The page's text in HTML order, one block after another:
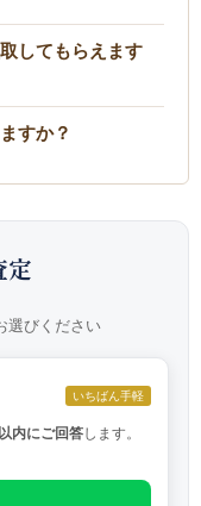
してもらえます
すか？
定
選びください
いちばん手軽
内にご回答します。